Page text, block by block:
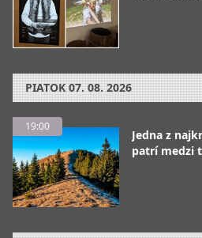
PIATOK 07. 08. 2026
19:00
Jedna z
patrí medzi